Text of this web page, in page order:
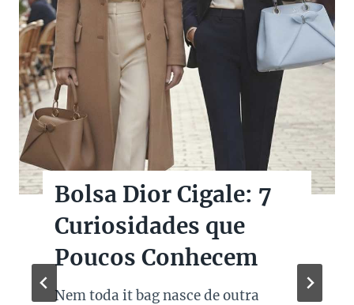
Bolsa Dior Cigale: 7
Curiosidades que
Poucos Conhecem
Nem toda it bag nasce de outra